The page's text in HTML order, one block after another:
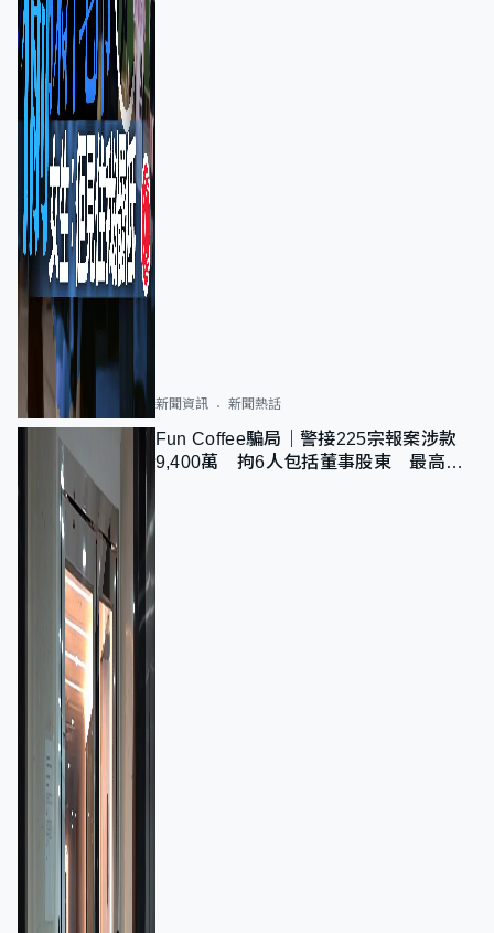
新聞資訊 新聞熱話
Fun Coffee騙局｜警接225宗報案涉款
9,400萬 拘6人包括董事股東 最高金